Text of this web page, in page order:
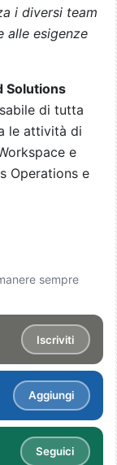
i diversi team
alle esigenze
Solutions
di tutta
le attività di
e
Operations e
sempre
Iscriviti
Aggiungi
Seguici